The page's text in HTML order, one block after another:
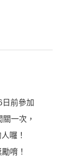
前參加
一次，
囉！
唷！